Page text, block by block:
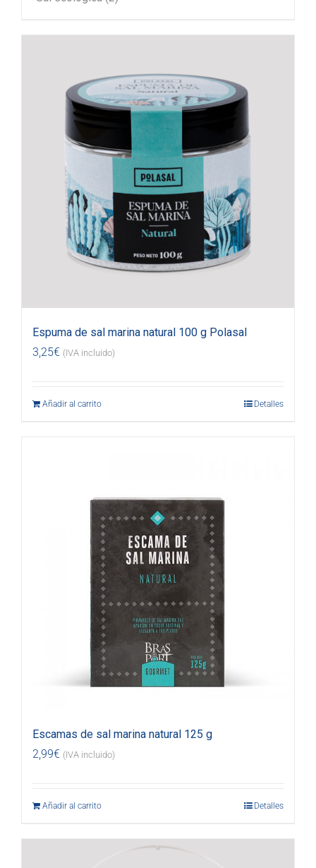
Espuma de sal marina natural 100 g Polasal
3,25€ (IVA incluido)
Añadir al carrito Detalles
Escamas de sal marina natural 125 g
2,99€ (IVA incluido)
Añadir al carrito Detalles